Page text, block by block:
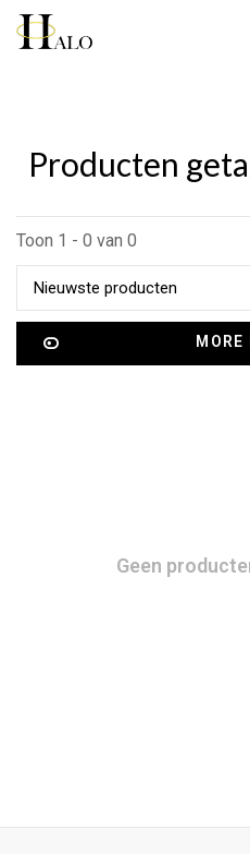
Producten
Toon 1 - 0 van 0
Nieuwste producten
MORE
Geen